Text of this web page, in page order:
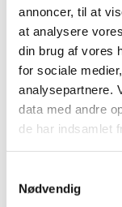
annoncer, til at
at analysere
din brug af vores
for sociale
analysepartnere.
data med andre
de har indsamlet
Nødvendig
(mecasermin)
|2. december 2019|
▼ INCRELEX
neoplasi.
TID